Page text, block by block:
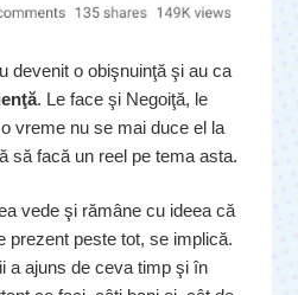
devenit o obişnuinţă şi au ca
. Le face şi Negoiţă, le
vreme nu se mai duce el la
să facă un reel pe tema asta.
vede şi rămâne cu ideea că
prezent peste tot, se implică.
a ajuns de ceva timp şi în